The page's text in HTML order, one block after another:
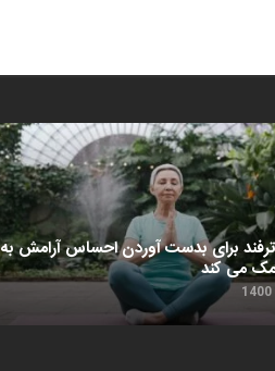
9 ترفند برای بدست آوردن احساس آرامش به
می‌ کند